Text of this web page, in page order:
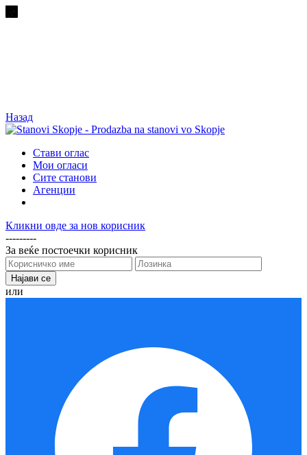
Назад
Стави оглас
Мои огласи
Сите станови
Агенции
Кликни овде за нов корисник
---------
За веќе постоечки корисник
или